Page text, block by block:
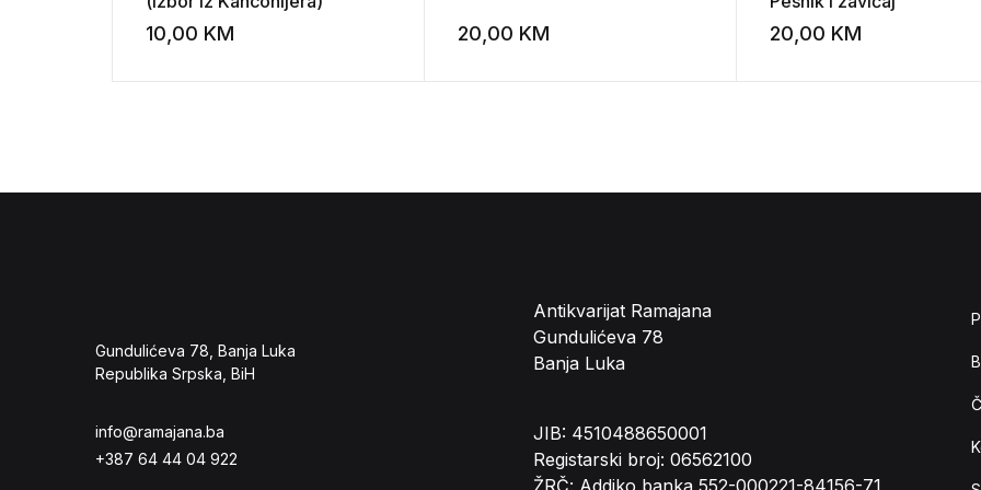
10,00 KM Add to wishlist
20,00 KM Add to wishlist
20,00 KM
Gundulićeva 78, Banja Luka
Republika Srpska, BiH
info@ramajana.ba
+387 64 44 04 922
Antikvarijat Ramajana
Gundulićeva 78
Banja Luka
JIB: 4510488650001
Registarski broj: 06562100
ŽRČ: Addiko banka 552-000221-84156-71